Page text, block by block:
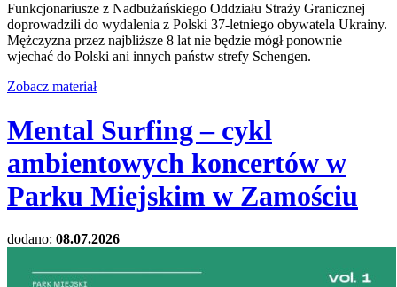
Funkcjonariusze z Nadbużańskiego Oddziału Straży Granicznej
doprowadzili do wydalenia z Polski 37-letniego obywatela Ukrainy.
Mężczyzna przez najbliższe 8 lat nie będzie mógł ponownie
wjechać do Polski ani innych państw strefy Schengen.
Zobacz materiał
Mental Surfing – cykl
ambientowych koncertów w
Parku Miejskim w Zamościu
dodano: 08.07.2026